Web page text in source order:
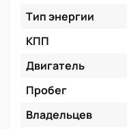
Тип энергии
КПП
Двигатель
Пробег
Владельцев